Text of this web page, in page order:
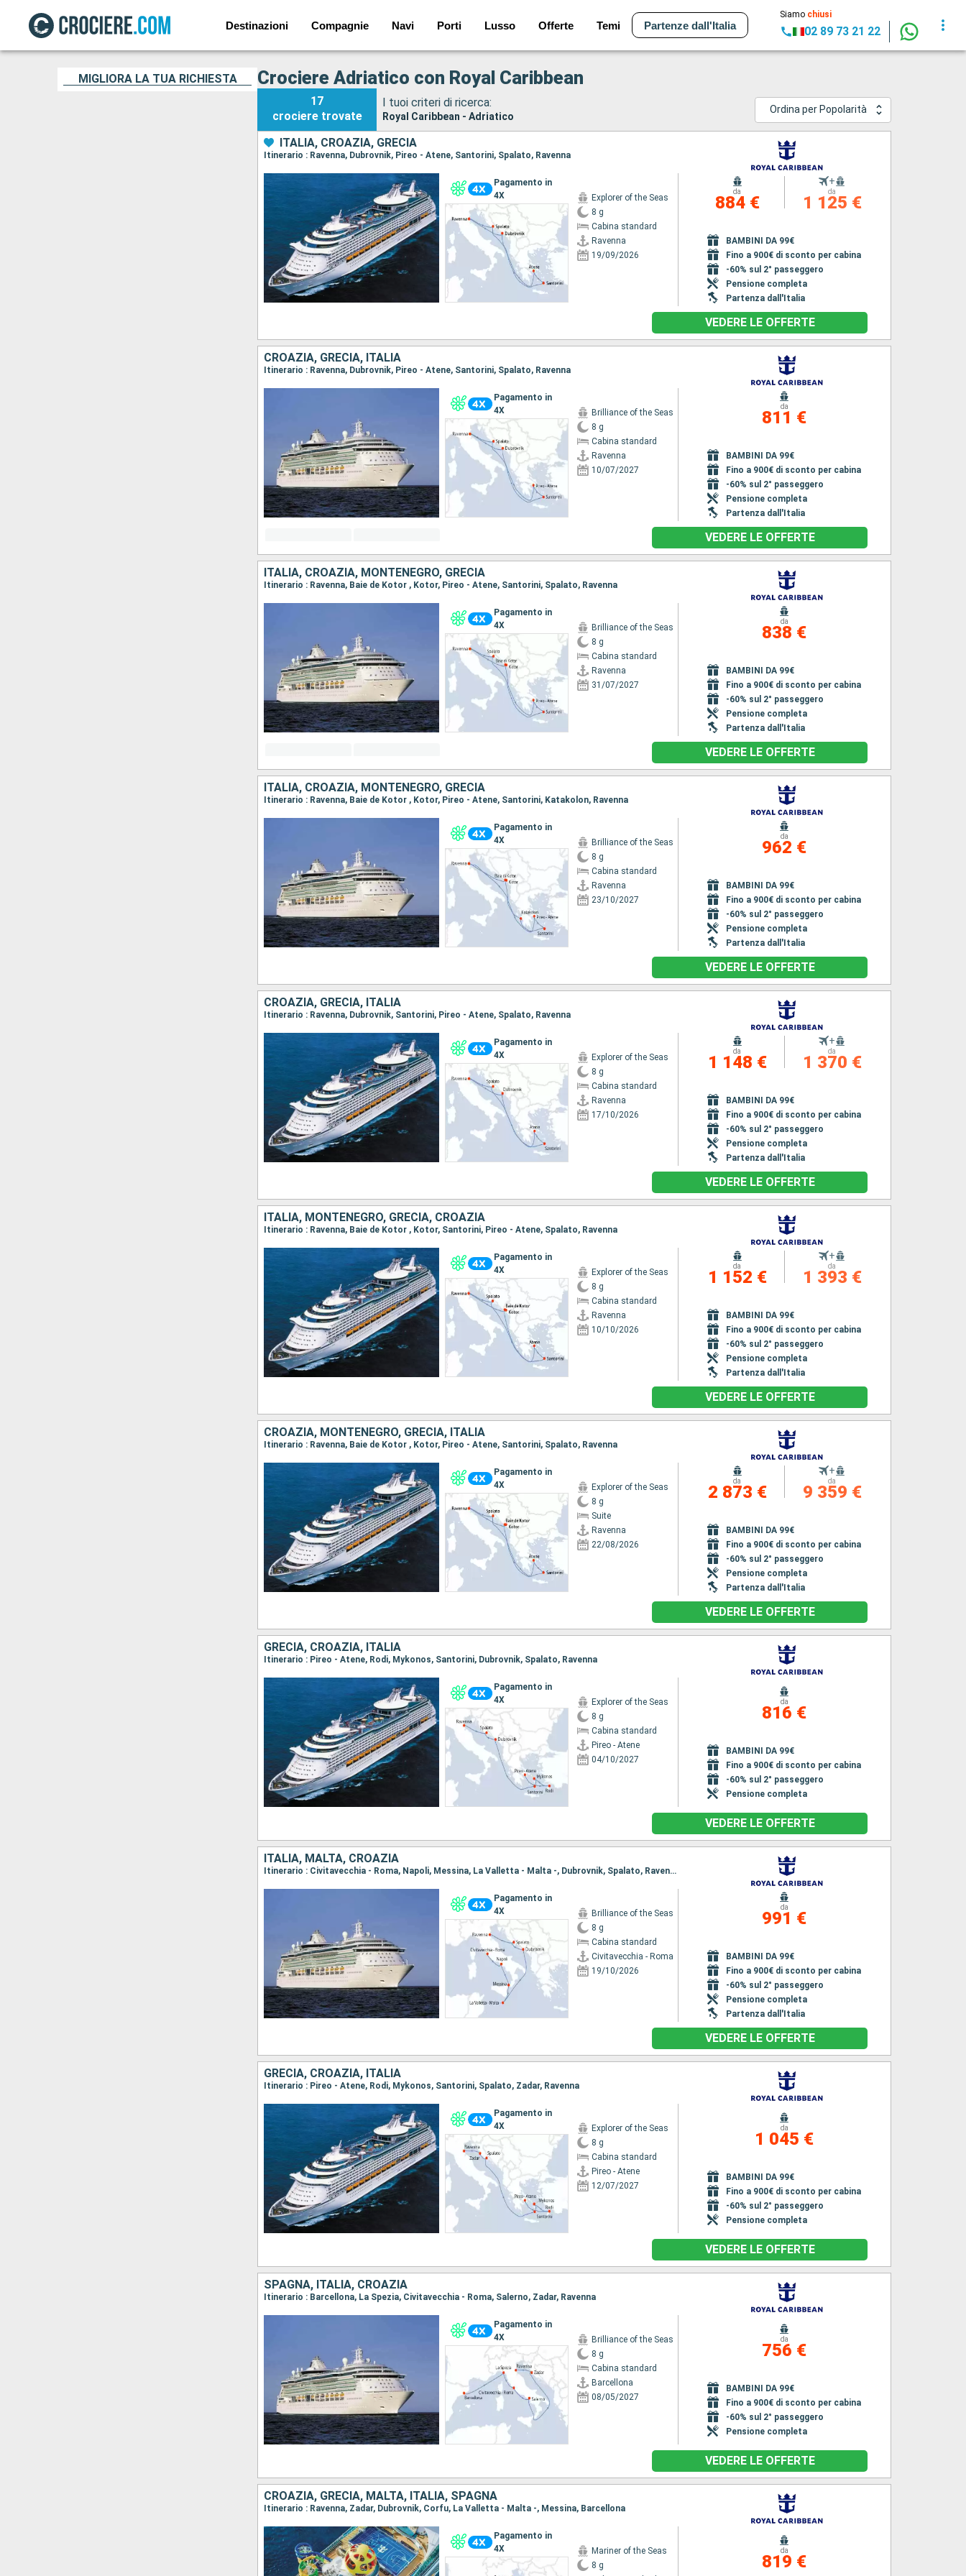
Destinazioni Compagnie Navi Porti Lusso Offerte Temi Partenze dall'Italia
Siamo chiusi
02 89 73 21 22
MIGLIORA LA TUA RICHIESTA Crociere Adriatico con Royal Caribbean
17
crociere trovate
I tuoi criteri di ricerca:
Royal Caribbean - Adriatico
Ordina per Popolarità
ITALIA, CROAZIA, GRECIA
Itinerario : Ravenna, Dubrovnik, Pireo - Atene, Santorini, Spalato, Ravenna
Pagamento in
4X
Explorer of the Seas
8 g
Cabina standard
Ravenna
19/09/2026
da
884 €
+
da
1 125 €
BAMBINI DA 99€
Fino a 900€ di sconto per cabina
-60% sul 2° passeggero
Pensione completa
Partenza dall'Italia
VEDERE LE OFFERTE
CROAZIA, GRECIA, ITALIA
Itinerario : Ravenna, Dubrovnik, Pireo - Atene, Santorini, Spalato, Ravenna
Pagamento in
4X
Brilliance of the Seas
8 g
Cabina standard
Ravenna
10/07/2027
da
811 €
BAMBINI DA 99€
Fino a 900€ di sconto per cabina
-60% sul 2° passeggero
Pensione completa
Partenza dall'Italia
VEDERE LE OFFERTE
ITALIA, CROAZIA, MONTENEGRO, GRECIA
Itinerario : Ravenna, Baie de Kotor , Kotor, Pireo - Atene, Santorini, Spalato, Ravenna
Pagamento in
4X
Brilliance of the Seas
8 g
Cabina standard
Ravenna
31/07/2027
da
838 €
BAMBINI DA 99€
Fino a 900€ di sconto per cabina
-60% sul 2° passeggero
Pensione completa
Partenza dall'Italia
VEDERE LE OFFERTE
ITALIA, CROAZIA, MONTENEGRO, GRECIA
Itinerario : Ravenna, Baie de Kotor , Kotor, Pireo - Atene, Santorini, Katakolon, Ravenna
Pagamento in
4X
Brilliance of the Seas
8 g
Cabina standard
Ravenna
23/10/2027
da
962 €
BAMBINI DA 99€
Fino a 900€ di sconto per cabina
-60% sul 2° passeggero
Pensione completa
Partenza dall'Italia
VEDERE LE OFFERTE
CROAZIA, GRECIA, ITALIA
Itinerario : Ravenna, Dubrovnik, Santorini, Pireo - Atene, Spalato, Ravenna
Pagamento in
4X
Explorer of the Seas
8 g
Cabina standard
Ravenna
17/10/2026
da
1 148 €
+
da
1 370 €
BAMBINI DA 99€
Fino a 900€ di sconto per cabina
-60% sul 2° passeggero
Pensione completa
Partenza dall'Italia
VEDERE LE OFFERTE
ITALIA, MONTENEGRO, GRECIA, CROAZIA
Itinerario : Ravenna, Baie de Kotor , Kotor, Santorini, Pireo - Atene, Spalato, Ravenna
Pagamento in
4X
Explorer of the Seas
8 g
Cabina standard
Ravenna
10/10/2026
da
1 152 €
+
da
1 393 €
BAMBINI DA 99€
Fino a 900€ di sconto per cabina
-60% sul 2° passeggero
Pensione completa
Partenza dall'Italia
VEDERE LE OFFERTE
CROAZIA, MONTENEGRO, GRECIA, ITALIA
Itinerario : Ravenna, Baie de Kotor , Kotor, Pireo - Atene, Santorini, Spalato, Ravenna
Pagamento in
4X
Explorer of the Seas
8 g
Suite
Ravenna
22/08/2026
da
2 873 €
+
da
9 359 €
BAMBINI DA 99€
Fino a 900€ di sconto per cabina
-60% sul 2° passeggero
Pensione completa
Partenza dall'Italia
VEDERE LE OFFERTE
GRECIA, CROAZIA, ITALIA
Itinerario : Pireo - Atene, Rodi, Mykonos, Santorini, Dubrovnik, Spalato, Ravenna
Pagamento in
4X
Explorer of the Seas
8 g
Cabina standard
Pireo - Atene
04/10/2027
da
816 €
BAMBINI DA 99€
Fino a 900€ di sconto per cabina
-60% sul 2° passeggero
Pensione completa
VEDERE LE OFFERTE
ITALIA, MALTA, CROAZIA
Itinerario : Civitavecchia - Roma, Napoli, Messina, La Valletta - Malta -, Dubrovnik, Spalato, Ravenna
Pagamento in
4X
Brilliance of the Seas
8 g
Cabina standard
Civitavecchia - Roma
19/10/2026
da
991 €
BAMBINI DA 99€
Fino a 900€ di sconto per cabina
-60% sul 2° passeggero
Pensione completa
Partenza dall'Italia
VEDERE LE OFFERTE
GRECIA, CROAZIA, ITALIA
Itinerario : Pireo - Atene, Rodi, Mykonos, Santorini, Spalato, Zadar, Ravenna
Pagamento in
4X
Explorer of the Seas
8 g
Cabina standard
Pireo - Atene
12/07/2027
da
1 045 €
BAMBINI DA 99€
Fino a 900€ di sconto per cabina
-60% sul 2° passeggero
Pensione completa
VEDERE LE OFFERTE
SPAGNA, ITALIA, CROAZIA
Itinerario : Barcellona, La Spezia, Civitavecchia - Roma, Salerno, Zadar, Ravenna
Pagamento in
4X
Brilliance of the Seas
8 g
Cabina standard
Barcellona
08/05/2027
da
756 €
BAMBINI DA 99€
Fino a 900€ di sconto per cabina
-60% sul 2° passeggero
Pensione completa
VEDERE LE OFFERTE
CROAZIA, GRECIA, MALTA, ITALIA, SPAGNA
Itinerario : Ravenna, Zadar, Dubrovnik, Corfu, La Valletta - Malta -, Messina, Barcellona
Pagamento in
4X
Mariner of the Seas
8 g
da
819 €